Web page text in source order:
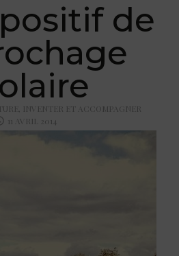
de
INVENTER ET ACCOMPAGNER
11 AVRIL 2014